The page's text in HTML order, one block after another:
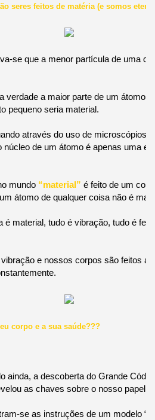
seres feitos de matéria (e somos
se que a menor partícula de uma
verdade a maior parte de um átomo
pequeno seria material.
através do uso de microscópios
núcleo de um átomo é apenas uma
mundo“material” é feito de um
átomo de qualquer coisa não é
é material, tudo é vibração, tudo é
e nossos corpos são feitos a
corpo e a sua saúde???
ainda, a descoberta do Grande
as chaves sobre o nosso papel
se as instruções de um modelo